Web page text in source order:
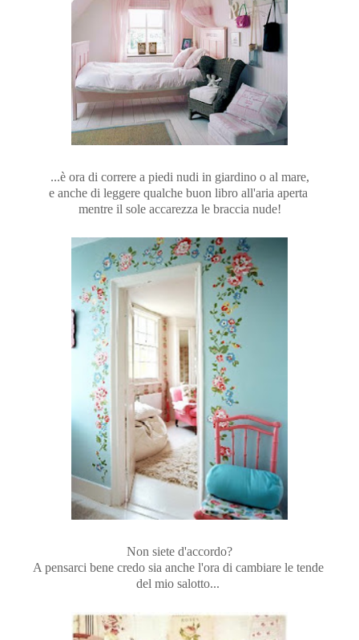
...è ora di correre a piedi nudi in giardino o al mare,
e anche di leggere qualche buon libro all'aria aperta
mentre il sole accarezza le braccia nude!
Non siete d'accordo?
A pensarci bene credo sia anche l'ora di cambiare le tende
del mio salotto...